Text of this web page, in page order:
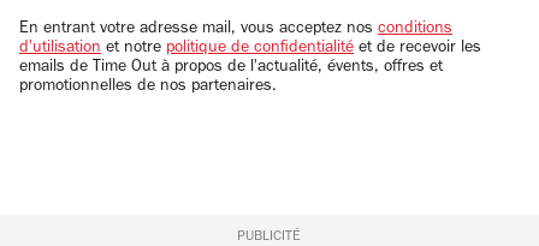
email
En entrant votre adresse mail, vous acceptez nos conditions
d'utilisation et notre politique de confidentialité et de recevoir les
emails de Time Out à propos de l'actualité, évents, offres et
promotionnelles de nos partenaires.
PUBLICITÉ